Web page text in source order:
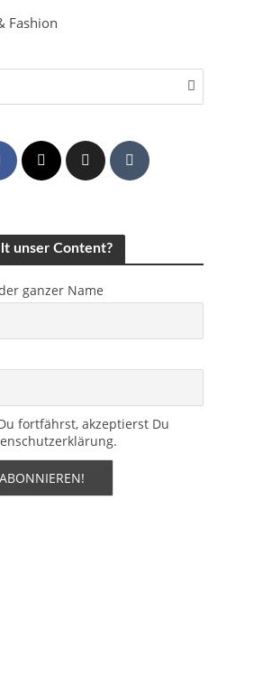
Fashion
unser Content?
ganzer Name
fortfährst, akzeptierst Du